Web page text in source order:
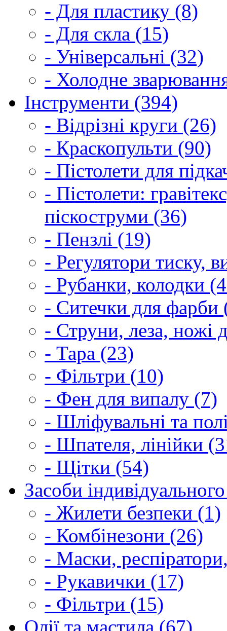
- Для пластику (8)
- Для скла (15)
- Універсальні (32)
- Холодне
Інструменти (394)
- Відрізні круги (26)
- Краскопульти (90)
- Пістолети для
- Пістолети:
піскоструми (36)
- Пензлі (19)
- Регулятори тиску,
- Рубанки, колодки
- Ситечки для фарби
- Струни, леза, ножі
- Тара (23)
- Фільтри (10)
- Фен для випалу (7)
- Шліфувальні та
- Шпателя, лінійки
- Щітки (54)
Засоби
- Жилети безпеки (1)
- Комбінезони (26)
- Маски,
- Рукавички (17)
- Фільтри (15)
Олії та мастила (67)